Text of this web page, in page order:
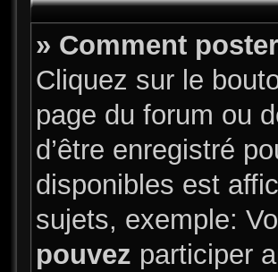
» Comment
Cliquez sur le
page du forum ou
d’être enregistré
disponibles est
sujets, exemple:
pouvez participer